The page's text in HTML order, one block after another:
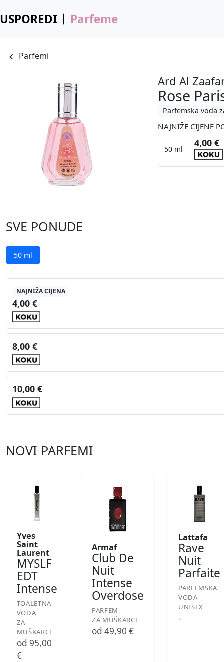
USPOREDI Parfeme
Parfemi
Ard Al
Rose
Parfemska voda
NAJNIŽE CIJENE
50 ml
4,00 €
SVE PONUDE
50 ml
NAJNIŽA CIJENA
4,00 €
8,00 €
10,00 €
NOVI PARFEMI
Yves
Saint
Laurent
MYSLF
EDT
Intense
TOALETNA
VODA
ZA
MUŠKARCE
od 95,00
€
Armaf
Club De
Nuit
Intense
Overdose
PARFEM
ZA MUŠKARCE
od 49,90 €
Lattafa
Rave
Nuit
Parfaite
PARFEMSKA
VODA
UNISEX
-